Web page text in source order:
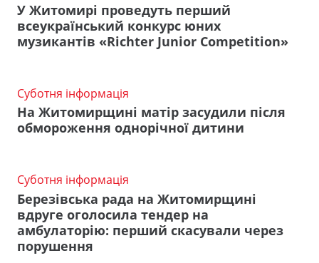
У Житомирі проведуть перший
всеукраїнський конкурс юних
музикантів «Richter Junior Competition»
Суботня інформація
На Житомирщині матір засудили після
обмороження однорічної дитини
Суботня інформація
Березівська рада на Житомирщині
вдруге оголосила тендер на
амбулаторію: перший скасували через
порушення